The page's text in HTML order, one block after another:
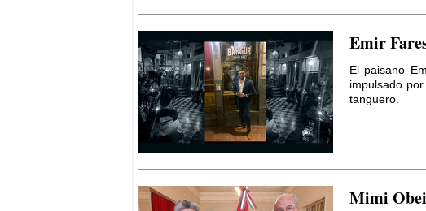
Emir
El paisano
impulsado
tanguero.
Mimi